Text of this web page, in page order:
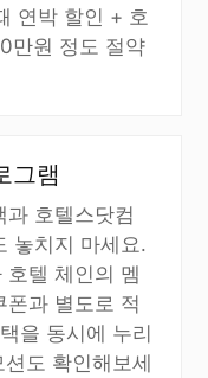
연박 할인 + 호
만원 정도 절약
그램
과 호텔스닷컴
놓치지 마세요.
호텔 체인의 멤
폰과 별도로 적
을 동시에 누리
도 확인해보세